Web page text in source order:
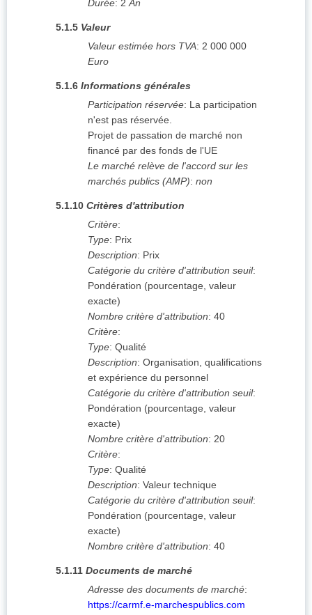
Durée: 2 An
5.1.5 Valeur
Valeur estimée hors TVA: 2 000 000
Euro
5.1.6 Informations générales
Participation réservée: La participation
n'est pas réservée.
Projet de passation de marché non
financé par des fonds de l'UE
Le marché relève de l'accord sur les
marchés publics (AMP): non
5.1.10 Critères d'attribution
Critère:
Type: Prix
Description: Prix
Catégorie du critère d'attribution seuil:
Pondération (pourcentage, valeur
exacte)
Nombre critère d'attribution: 40
Critère:
Type: Qualité
Description: Organisation, qualifications
et expérience du personnel
Catégorie du critère d'attribution seuil:
Pondération (pourcentage, valeur
exacte)
Nombre critère d'attribution: 20
Critère:
Type: Qualité
Description: Valeur technique
Catégorie du critère d'attribution seuil:
Pondération (pourcentage, valeur
exacte)
Nombre critère d'attribution: 40
5.1.11 Documents de marché
Adresse des documents de marché:
https://carmf.e-marchespublics.com